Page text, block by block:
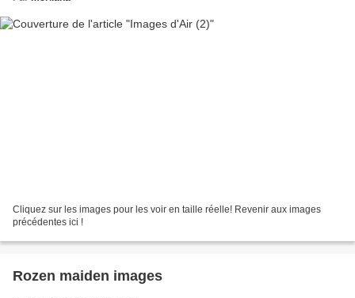
Cliquez sur les images pour les voir en taille réelle! Revenir aux images
précédentes ici !
Rozen maiden images